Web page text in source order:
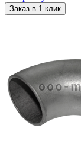
Заказ в 1 клик